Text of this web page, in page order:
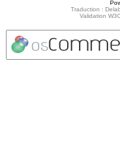
Traduction :
Validation